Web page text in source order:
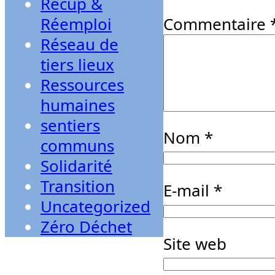
Réemploi
Réseau de
tiers lieux
Ressources
humaines
sentiers
communs
Solidarité
Transition
Uncategorized
Zéro Déchet
Commentaire
Nom *
E-mail *
Site web